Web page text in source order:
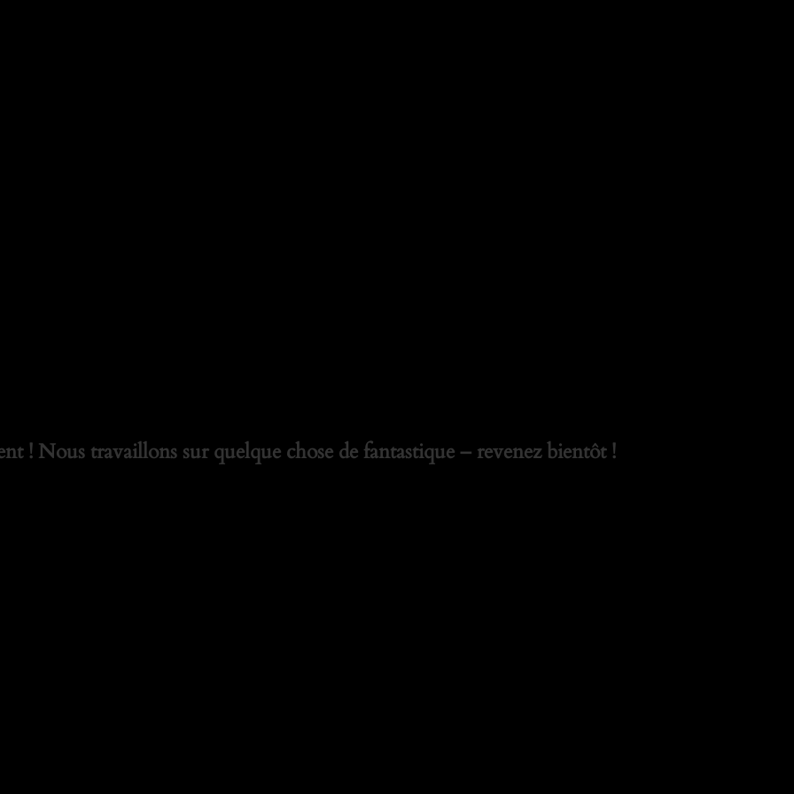
! Nous travaillons sur quelque chose de fantastique – revenez bientôt !